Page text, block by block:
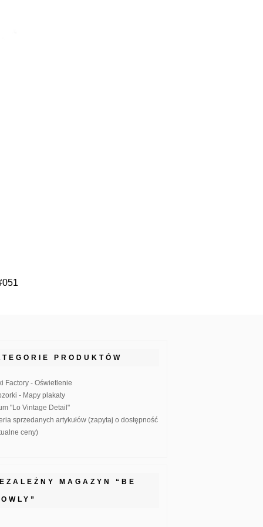
PRODUKTÓW
Factory - Oświetlenie
- Mapy plakaty
"Lo Vintage Detail"
sprzedanych artykułów (zapytaj o dostępność
ceny)
MAGAZYN “BE